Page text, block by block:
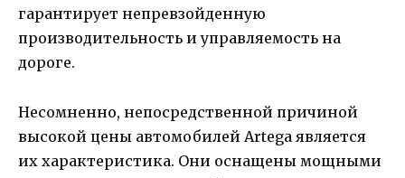
гарантирует непревзойденную
производительность и управляемость на
дороге.
Несомненно, непосредственной причиной
высокой цены автомобилей Artega является
их характеристика. Они оснащены мощными